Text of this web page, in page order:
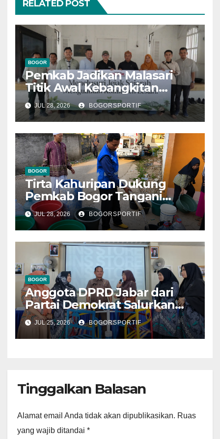
RELATED POST
BOGOR
Pemkab Jadikan Malasari
Titik Awal Kebangkitan
Bogor, PPLI Perkuat
Komitmen Lestarikan Alam
dan Warisan Sejarah
JUL 28, 2026 BOGORSPORTIF
BOGOR
Tirta Kahuripan Dukung
Pemkab Bogor Tangani
Dampak Kemarau
JUL 28, 2026 BOGORSPORTIF
BOGOR
Anggota DPRD Jabar dari
Partai Demokrat Salurkan
Bantuan Perlengkapan
Taman Kanak Kanak
JUL 25, 2026 BOGORSPORTIF
Tinggalkan Balasan
Alamat email Anda tidak akan dipublikasikan. Ruas
yang wajib ditandai *